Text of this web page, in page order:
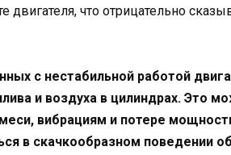
двигателя, что отрицательно
с нестабильной работой
и воздуха в цилиндрах. Это
вибрациям и потере
в скачкообразном поведении